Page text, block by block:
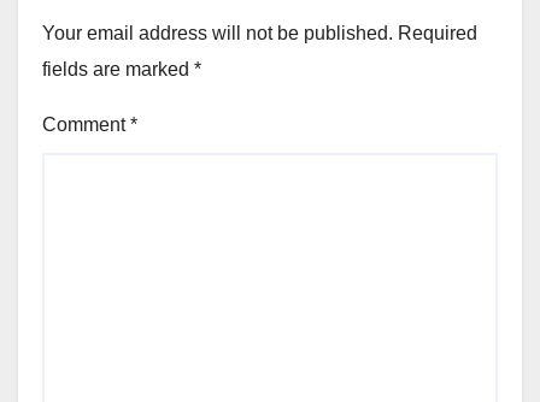
Your email address will not be published. Required
fields are marked *
Comment*